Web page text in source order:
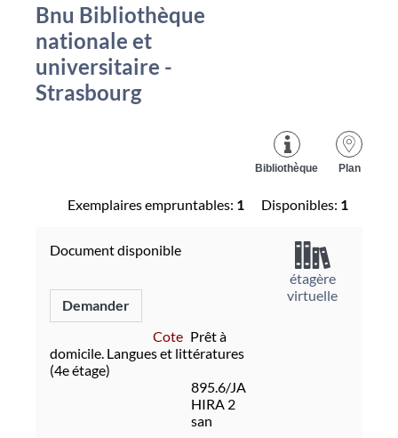
Bnu Bibliothèque
nationale et
universitaire -
Strasbourg
Plan
Bibliothèque
Exemplaires empruntables: 1 Disponibles: 1
Document disponible
Demander
Cote Prêt à
domicile. Langues et littératures
(4e étage)
895.6/JA
HIRA 2
san
étagère
virtuelle